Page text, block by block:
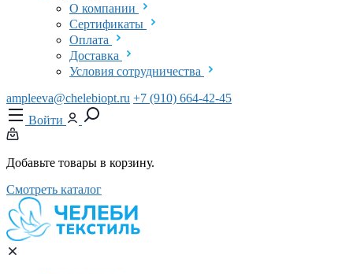
О компании
Сертификаты
Оплата
Доставка
Условия сотрудничества
ampleeva@chelebiopt.ru +7 (910) 664-42-45
Войти
Добавьте товары в корзину.
Смотреть каталог